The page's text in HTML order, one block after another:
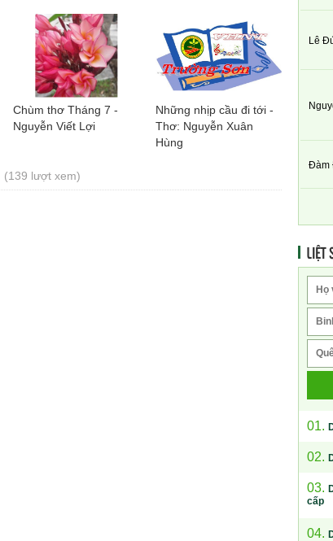
Chùm thơ Tháng 7 -
Nguyễn Viết Lợi
Những nhịp cầu đi tới -
Thơ: Nguyễn Xuân
Hùng
(139 lượt xem)
Lê
Đàm
LIỆT
01.
02.
03.
cấp
04.